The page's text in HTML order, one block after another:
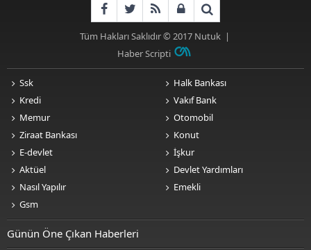
Tüm Hakları Saklıdır © 2017 Nutuk|
Haber Scripti
Ssk
Kredi
Memur
Ziraat Bankası
E-devlet
Aktüel
Nasıl Yapılır
Gsm
Halk Bankası
Vakıf Bank
Otomobil
Konut
İşkur
Devlet Yardımları
Emekli
Günün Öne Çıkan Haberleri